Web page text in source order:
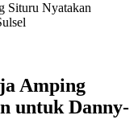
Situru Nyatakan
Amping
untuk Danny-